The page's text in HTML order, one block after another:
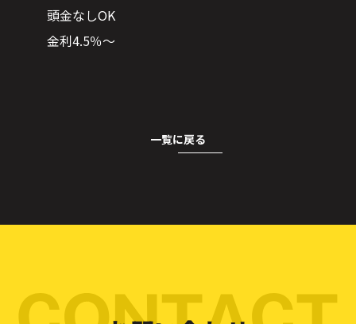
頭金なしOK
金利4.5％～
一覧に戻る